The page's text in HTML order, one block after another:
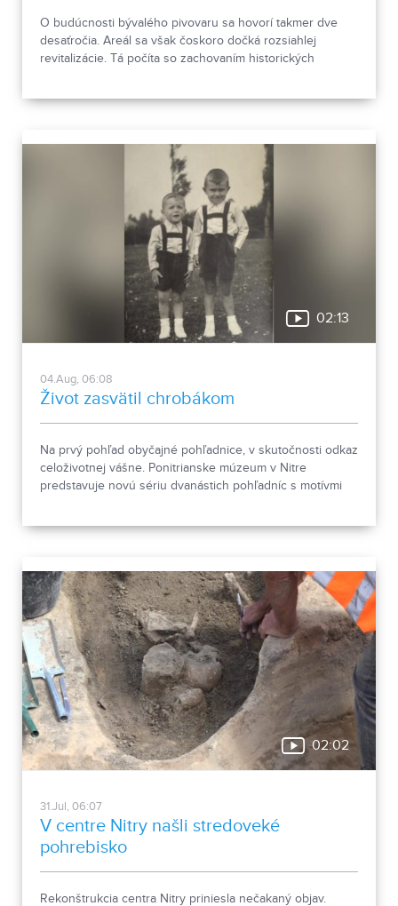
O budúcnosti bývalého pivovaru sa hovorí takmer dve
desaťročia. Areál sa však čoskoro dočká rozsiahlej
revitalizácie. Tá počíta so zachovaním historických
02:13
04.Aug, 06:08
Život zasvätil chrobákom
Na prvý pohľad obyčajné pohľadnice, v skutočnosti odkaz
celoživotnej vášne. Ponitrianske múzeum v Nitre
predstavuje novú sériu dvanástich pohľadníc s motívmi
odchode.
02:02
31.Jul, 06:07
V centre Nitry našli stredoveké
pohrebisko
Rekonštrukcia centra Nitry priniesla nečakaný objav.